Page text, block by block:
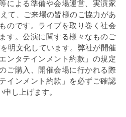
による準備や会場運営、実演家
て、ご来場の皆様のご協力があ
のです。ライブを取り巻く社会
す。公演に関する様々なものご
明文化しています。弊社が開催
ンタテインメント約款」の規定
ご購入、開催会場に行かれる際
インメント約款」を必ずご確認
し上げます。